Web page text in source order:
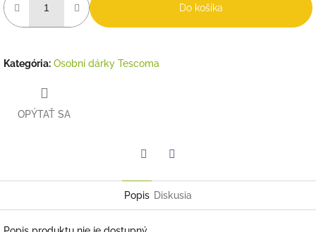
Do košíka
Kategória: Osobní dárky Tescoma
OPÝTAŤ SA
Popis Diskusia